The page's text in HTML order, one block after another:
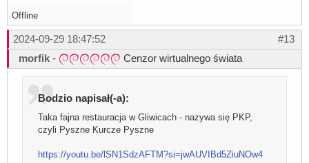
Offline
#13
2024-09-29 18:47:52
morfik - Cenzor wirtualnego świata
Bodzio napisał(-a):
Taka fajna restauracja w Gliwicach - nazywa się PKP,
czyli Pyszne Kurcze Pyszne
https://youtu.be/lSN1SdzAFTM?si=jwAUVIBd5ZiuNOw4